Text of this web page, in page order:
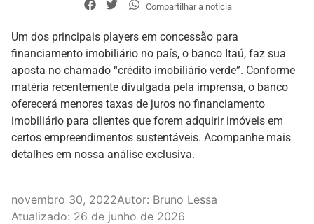
Compartilhar a notícia
Um dos principais players em concessão para
financiamento imobiliário no país, o banco Itaú, faz sua
aposta no chamado “crédito imobiliário verde”. Conforme
matéria recentemente divulgada pela imprensa, o banco
oferecerá menores taxas de juros no financiamento
imobiliário para clientes que forem adquirir imóveis em
certos empreendimentos sustentáveis. Acompanhe mais
detalhes em nossa análise exclusiva.
novembro 30, 2022Autor: Bruno Lessa
Atualizado: 26 de junho de 2026